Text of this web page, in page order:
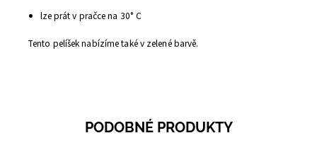
lze prát v pračce na 30° C
Tento pelíšek nabízíme také v zelené barvě.
PODOBNÉ PRODUKTY